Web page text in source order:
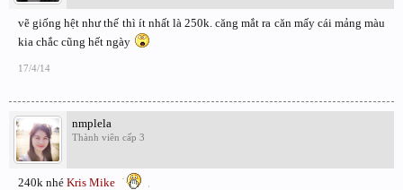
vẽ giống hệt như thế thì ít nhất là 250k. căng mắt ra căn mấy cái mảng màu
kia chắc cũng hết ngày
17/4/14
nmplela
Thành viên cấp 3
240k nhé Kris Mike